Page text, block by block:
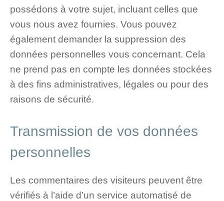
possédons à votre sujet, incluant celles que
vous nous avez fournies. Vous pouvez
également demander la suppression des
données personnelles vous concernant. Cela
ne prend pas en compte les données stockées
à des fins administratives, légales ou pour des
raisons de sécurité.
Transmission de vos données
personnelles
Les commentaires des visiteurs peuvent être
vérifiés à l’aide d’un service automatisé de